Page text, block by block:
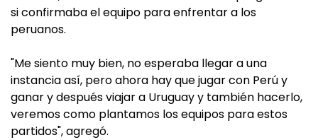
si confirmaba el equipo para enfrentar a los
peruanos.
"Me siento muy bien, no esperaba llegar a una
instancia así, pero ahora hay que jugar con Perú y
ganar y después viajar a Uruguay y también hacerlo,
veremos como plantamos los equipos para estos
partidos", agregó.